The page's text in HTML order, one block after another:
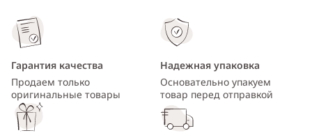
Гарантия качества
Продаем только
оригинальные товары
Надежная упаковка
Основательно упакуем
товар перед отправкой